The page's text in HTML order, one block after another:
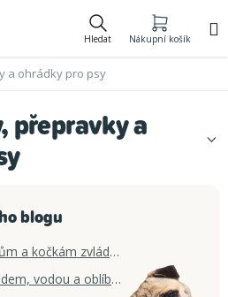
Hledat Nákupní košík
a ohrádky pro psy
přepravky a
blogu
Jak nejlépe pomoci psům a kočkám zvládnout horké letní dny
Léto se zvířetem? S klidem, vodou a oblíbenou hračkou